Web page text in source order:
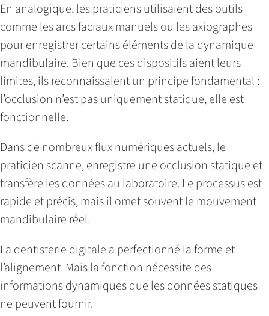
En analogique, les praticiens utilisaient des outils
comme les arcs faciaux manuels ou les axiographes
pour enregistrer certains éléments de la dynamique
mandibulaire. Bien que ces dispositifs aient leurs
limites, ils reconnaissaient un principe fondamental :
l’occlusion n’est pas uniquement statique, elle est
fonctionnelle.
Dans de nombreux flux numériques actuels, le
praticien scanne, enregistre une occlusion statique et
transfère les données au laboratoire. Le processus est
rapide et précis, mais il omet souvent le mouvement
mandibulaire réel.
La dentisterie digitale a perfectionné la forme et
l’alignement. Mais la fonction nécessite des
informations dynamiques que les données statiques
ne peuvent fournir.